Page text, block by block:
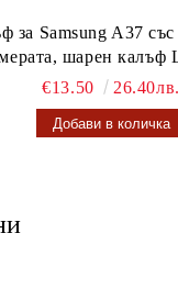
за Samsung A37
шарен калъф
€13.50
26.40лв.